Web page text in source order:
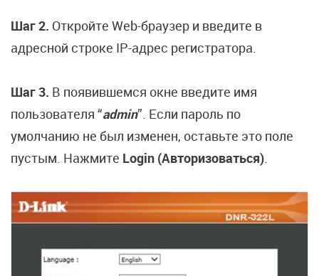
Шаг 2. Откройте Web-браузер и введите в
адресной строке IP-адрес регистратора.
Шаг 3. В появившемся окне введите имя
пользователя “admin”. Если пароль по
умолчанию не был изменен, оставьте это поле
пустым. Нажмите Login (Авторизоваться).